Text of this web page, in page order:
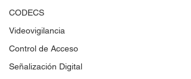
CODECS
Videovigilancia
Control de Acceso
Señalización Digital